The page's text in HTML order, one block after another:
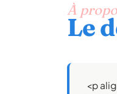
À
Le
<p